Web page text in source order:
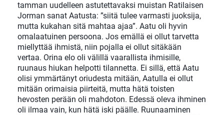
tamman uudelleen astutettavaksi muistan Ratilaisen
Jorman sanat Aatusta: ”siitä tulee varmasti juoksija,
mutta kukahan sitä mahtaa ajaa”. Aatu oli hyvin
omalaatuinen persoona. Jos emällä ei ollut tarvetta
miellyttää ihmistä, niin pojalla ei ollut sitäkään
vertaa. Orina elo oli välillä vaarallista ihmisille,
ruunaus hiukan helpotti tilannetta. Ei sillä, että Aatu
olisi ymmärtänyt oriudesta mitään, Aatulla ei ollut
mitään orimaisia piirteitä, mutta hätä toisten
hevosten perään oli mahdoton. Edessä oleva ihminen
oli ilmaa vain, kun hätä iski päälle. Ruunaaminen